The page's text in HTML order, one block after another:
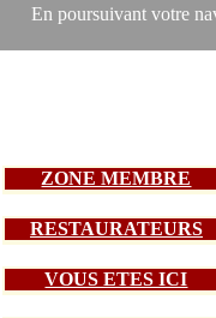
En poursuivant votre
ZONE MEMBRE
RESTAURATEURS
VOUS ETES ICI